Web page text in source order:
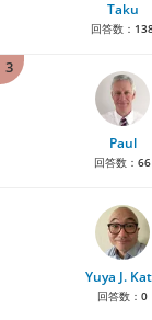
Taku
回答数：
3
Paul
回答数： 66
Yuya J.
回答数： 0